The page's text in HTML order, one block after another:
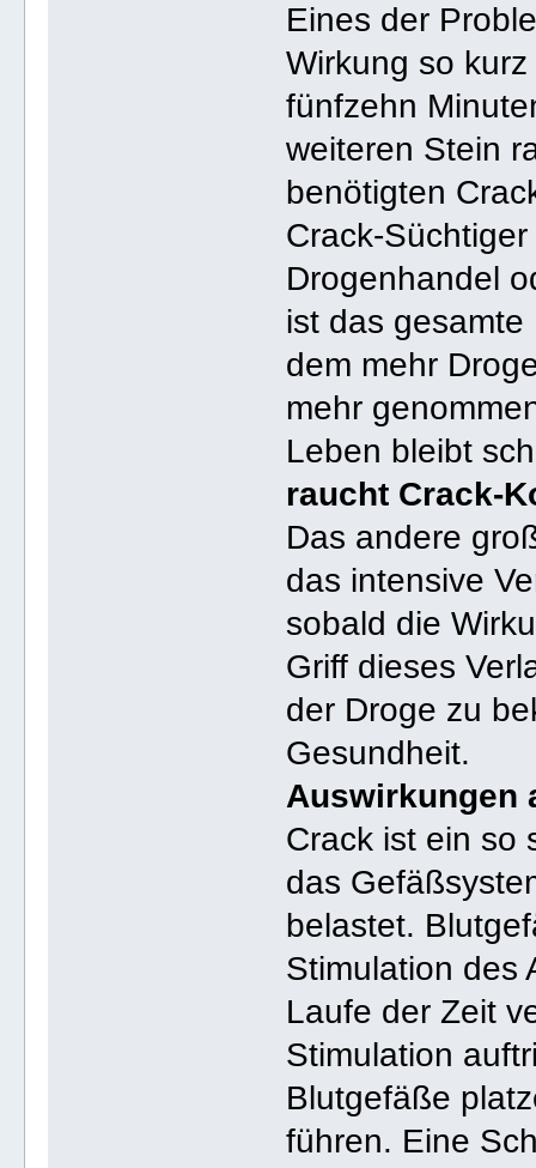
Eines der
Wirkung so
fünfzehn
weiteren Stein
benötigten
Crack-
Drogenhandel
ist das gesamte
dem mehr
mehr
Leben bleibt
raucht Crack-
Das andere
das intensive
sobald die
Griff dieses
der Droge zu
Gesundheit.
Auswirkungen
Crack ist ein so
das
belastet.
Stimulation des
Laufe der Zeit
Stimulation
Blutgefäße
führen. Eine